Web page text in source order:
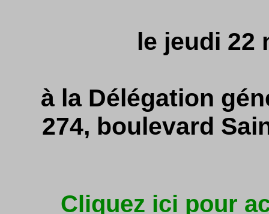
le jeudi 22
à la Délégation
274, boulevard
Cliquez ici pour